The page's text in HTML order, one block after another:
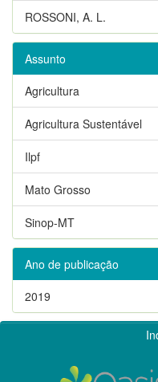
ROSSONI, A. L.
Assunto
Agricultura
Agricultura Sustentável
Ilpf
Mato Grosso
Sinop-MT
Ano de publicação
2019